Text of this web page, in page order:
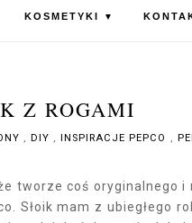
KOSMETYKI ▼
Z ROGAMI
, DIY , INSPIRACJE PEPCO ,
tworze coś oryginalnego i
Słoik mam z ubiegłego